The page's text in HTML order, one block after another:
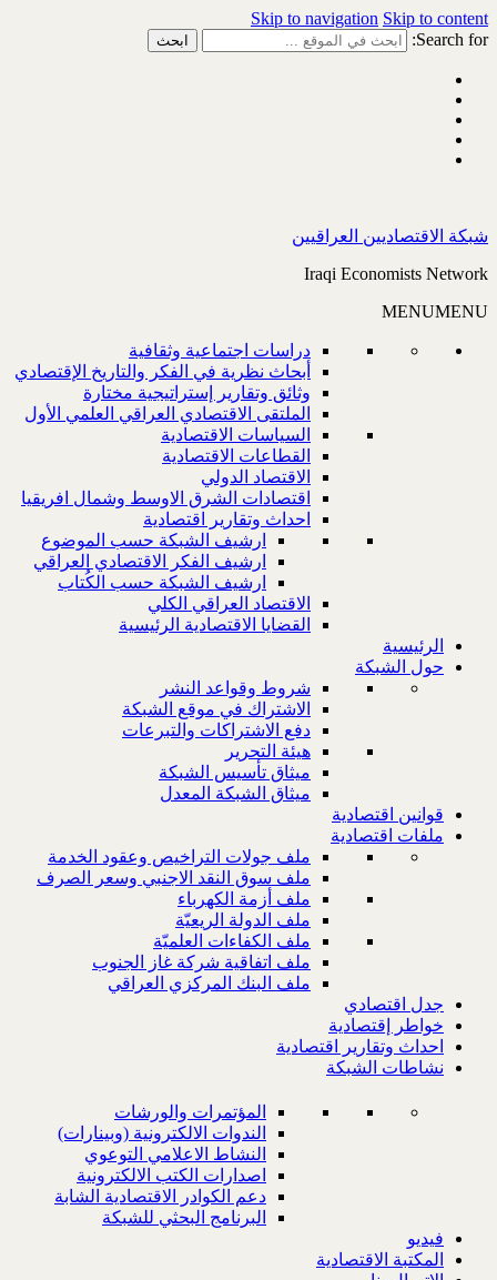
Skip to navigation Skip to content
Search for:
شبكة الاقتصاديين العراقيين
Iraqi Economists Network
MENUMENU
دراسات اجتماعية وثقافية
أبحاث نظرية في الفكر والتاريخ الإقتصادي
وثائق وتقارير إستراتيجية مختارة
الملتقى الاقتصادي العراقي العلمي الأول
السياسات الاقتصادية
القطاعات الاقتصادية
الاقتصاد الدولي
اقتصادات الشرق الاوسط وشمال افريقيا
احداث وتقارير اقتصادية
ارشيف الشبكة حسب الموضوع
ارشيف الفكر الاقتصادي العراقي
ارشيف الشبكة حسب الكُتاب
الاقتصاد العراقي الكلي
القضايا الاقتصادية الرئيسية
الرئيسية
حول الشبكة
شروط وقواعد النشر
الاشتراك في موقع الشبكة
دفع الاشتراكات والتبرعات
هيئة التحرير
ميثاق تأسيس الشبكة
ميثاق الشبكة المعدل
قوانين اقتصادية
ملفات اقتصادية
ملف جولات التراخيص وعقود الخدمة
ملف سوق النقد الاجنبي وسعر الصرف
ملف أزمة الكهرباء
ملف الدولة الريعيّة
ملف الكفاءات العلميّة
ملف اتفاقية شركة غاز الجنوب
ملف البنك المركزي العراقي
جدل اقتصادي
خواطر إقتصادية
احداث وتقارير اقتصادية
نشاطات الشبكة
المؤتمرات والورشات
الندوات الالكترونية (وبينارات)
النشاط الاعلامي التوعوي
اصدارات الكتب الالكترونية
دعم الكوادر الاقتصادية الشابة
البرنامج البحثي للشبكة
فيديو
المكتبة الاقتصادية